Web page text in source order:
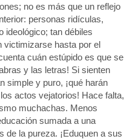
no es más que un reflejo
personas ridículas,
ideológico; tan débiles
victimizarse hasta por el
cuán estúpido es que se
y las letras! Si sienten
simple y puro, ¡qué harán
actos vejatorios! Hace falta,
muchachas. Menos
sumada a una
de la pureza. ¡Eduquen a sus